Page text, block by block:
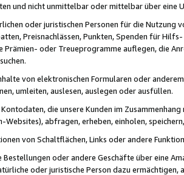
und nicht unmittelbar oder mittelbar über eine
oder juristischen Personen für die Nutzung
Preisnachlässen, Punkten, Spenden für
Prämien- oder Treueprogramme auflegen, die
von elektronischen Formularen oder
umleiten, auslesen, auslegen oder ausfüllen.
Kontodaten, die unsere Kunden im
Websites), abfragen, erheben, einholen,
von Schaltflächen, Links oder andere
Bestellungen oder andere Geschäfte über eine
oder juristische Person dazu